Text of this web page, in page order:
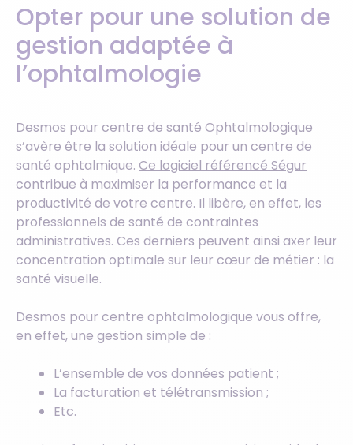
Opter pour une solution de
gestion adaptée à
l’ophtalmologie
Desmos pour centre de santé Ophtalmologique
s’avère être la solution idéale pour un centre de
santé ophtalmique. Ce logiciel référencé Ségur
contribue à maximiser la performance et la
productivité de votre centre. Il libère, en effet, les
professionnels de santé de contraintes
administratives. Ces derniers peuvent ainsi axer leur
concentration optimale sur leur cœur de métier : la
santé visuelle.
Desmos pour centre ophtalmologique vous offre,
en effet, une gestion simple de :
L’ensemble de vos données patient ;
La facturation et télétransmission ;
Etc.